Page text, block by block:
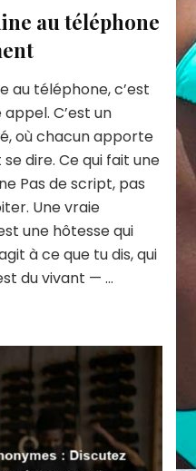
au téléphone
au téléphone, c’est
C’est un
où chacun apporte
dire. Ce qui fait une
Pas de script, pas
Une vraie
une hôtesse qui
à ce que tu dis, qui
du vivant — …